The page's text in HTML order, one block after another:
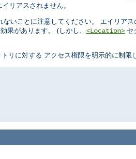
リアスされません。
いことに注意してください。 エイリアス
果があります。 (しかし、 <Location> セ
リに対する アクセス権限を明示的に制限